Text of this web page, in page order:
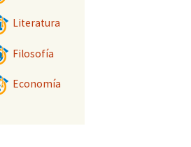
Literatura
Filosofía
Economía